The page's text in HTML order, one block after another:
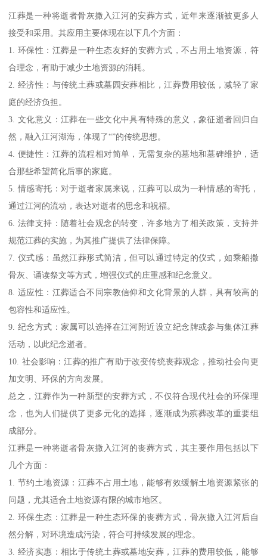
江葬是一种将逝者骨灰撒入江河的安葬方式，近年来逐渐被更多人
接受和采用。其应用主要体现在以下几个方面：
1. 环保性：江葬是一种生态友好的安葬方式，不占用土地资源，符
合理念，有助于减少土地资源的消耗。
2. 经济性：与传统土葬或墓园安葬相比，江葬费用较低，减轻了家
庭的经济负担。
3. 文化意义：江葬在一些文化中具有特殊的意义，象征逝者回归自
然，融入江河湖海，体现了“”的传统思想。
4. 便捷性：江葬的流程相对简单，无需复杂的墓地和墓碑维护，适
合那些希望简化后事的家庭。
5. 情感寄托：对于逝者家属来说，江葬可以成为一种情感的寄托，
通过江河的流动，表达对逝者的思念和祝福。
6. 法律支持：随着社会观念的转变，许多地方了相关政策，支持并
规范江葬的实施，为其推广提供了法律保障。
7. 仪式感：虽然江葬形式简洁，但可以通过特定的仪式，如乘船撒
骨灰、诵读祭文等方式，增强仪式的庄重感和纪念意义。
8. 适应性：江葬适合不同宗教信仰和文化背景的人群，具有较高的
包容性和适应性。
9. 纪念方式：家属可以选择在江河附近设立纪念牌或参与集体江葬
活动，以此纪念逝者。
10. 社会影响：江葬的推广有助于改变传统丧葬观念，推动社会向更
加文明、环保的方向发展。
总之，江葬作为一种新型的安葬方式，不仅符合现代社会的环保理
念，也为人们提供了更多元化的选择，逐渐成为殡葬改革的重要组
成部分。
江葬是一种将逝者骨灰撒入江河的丧葬方式，其主要作用包括以下
几个方面：
1. 节约土地资源：江葬不占用土地，能够有效缓解土地资源紧张的
问题，尤其适合土地资源有限的城市地区。
2. 环保生态：江葬是一种生态环保的丧葬方式，骨灰撒入江河后自
然分解，对环境造成污染，符合可持续发展的理念。
3. 经济实惠：相比于传统土葬或墓地安葬，江葬的费用较低，能够